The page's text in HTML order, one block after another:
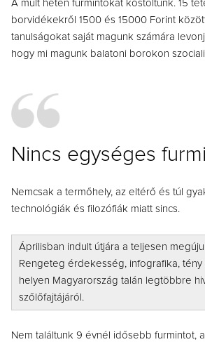
A múlt héten furmintokat kóstoltunk. 15
borvidékekről 1500 és 15000 Forint
tanulságokat saját magunk számára
hogy mi magunk balatoni borokon
Nincs egységes
Nemcsak a termőhely, az eltérő és túl
technológiák és filozófiák miatt sincs.
Áprilisban indult útjára a teljesen
Rengeteg érdekesség, infografika, tény
helyen Magyarország talán legtöbbre
szőlőfajtájáról.
Nem találtunk 9 évnél idősebb furmintot,